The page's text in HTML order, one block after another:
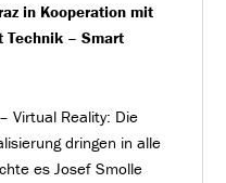
in Kooperation mit
– Smart
Virtual Reality: Die
dringen in alle
es Josef Smolle